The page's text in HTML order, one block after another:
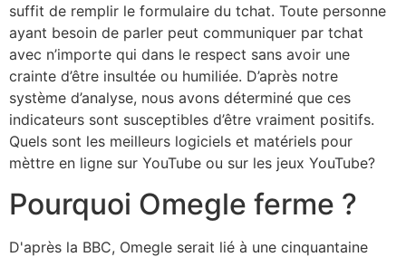
suffit de remplir le formulaire du tchat. Toute personne
ayant besoin de parler peut communiquer par tchat
avec n’importe qui dans le respect sans avoir une
crainte d’être insultée ou humiliée. D’après notre
système d’analyse, nous avons déterminé que ces
indicateurs sont susceptibles d’être vraiment positifs.
Quels sont les meilleurs logiciels et matériels pour
mèttre en ligne sur YouTube ou sur les jeux YouTube?
Pourquoi Omegle ferme ?
D'après la BBC, Omegle serait lié à une cinquantaine